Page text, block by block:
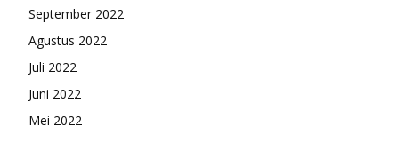
September 2022
Agustus 2022
Juli 2022
Juni 2022
Mei 2022